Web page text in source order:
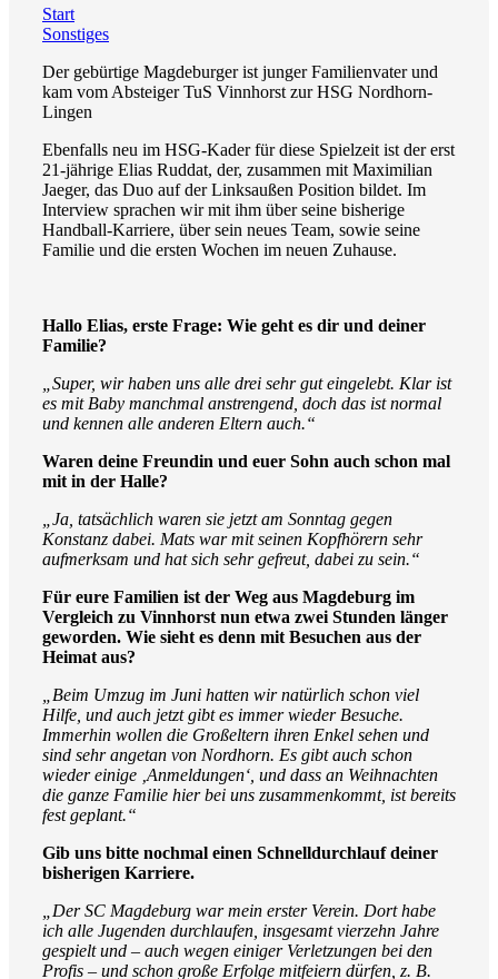
Start
Sonstiges
Der gebürtige Magdeburger ist junger Familienvater und
kam vom Absteiger TuS Vinnhorst zur HSG Nordhorn-
Lingen
Ebenfalls neu im HSG-Kader für diese Spielzeit ist der erst
21-jährige Elias Ruddat, der, zusammen mit Maximilian
Jaeger, das Duo auf der Linksaußen Position bildet. Im
Interview sprachen wir mit ihm über seine bisherige
Handball-Karriere, über sein neues Team, sowie seine
Familie und die ersten Wochen im neuen Zuhause.
Hallo Elias, erste Frage: Wie geht es dir und deiner
Familie?
„Super, wir haben uns alle drei sehr gut eingelebt. Klar ist
es mit Baby manchmal anstrengend, doch das ist normal
und kennen alle anderen Eltern auch.“
Waren deine Freundin und euer Sohn auch schon mal
mit in der Halle?
„Ja, tatsächlich waren sie jetzt am Sonntag gegen
Konstanz dabei. Mats war mit seinen Kopfhörern sehr
aufmerksam und hat sich sehr gefreut, dabei zu sein.“
Für eure Familien ist der Weg aus Magdeburg im
Vergleich zu Vinnhorst nun etwa zwei Stunden länger
geworden. Wie sieht es denn mit Besuchen aus der
Heimat aus?
„Beim Umzug im Juni hatten wir natürlich schon viel
Hilfe, und auch jetzt gibt es immer wieder Besuche.
Immerhin wollen die Großeltern ihren Enkel sehen und
sind sehr angetan von Nordhorn. Es gibt auch schon
wieder einige ‚Anmeldungen‘, und dass an Weihnachten
die ganze Familie hier bei uns zusammenkommt, ist bereits
fest geplant.“
Gib uns bitte nochmal einen Schnelldurchlauf deiner
bisherigen Karriere.
„Der SC Magdeburg war mein erster Verein. Dort habe
ich alle Jugenden durchlaufen, insgesamt vierzehn Jahre
gespielt und – auch wegen einiger Verletzungen bei den
Profis – und schon große Erfolge mitfeiern dürfen, z. B.